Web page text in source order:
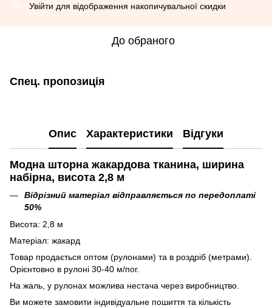
Увійти для відображення накопичувальної скидки
До обраного
Спец. пропозиція
Опис Характеристики Відгуки
Модна шторна жакардова тканина, ширина
набірна, висота 2,8 м
Відрізний матеріал відправляється по передоплаті
50%
Висота: 2,8 м
Матеріал: жакард
Товар продається оптом (рулонами) та в роздріб (метрами).
Орієнтовно в рулоні 30-40 м/пог.
На жаль, у рулонах можлива нестача через виробництво.
Ви можете замовити індивідуальне пошиття та кількість